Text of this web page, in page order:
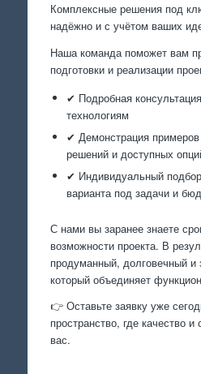
Комплексные решения под
надёжно и с учётом ваших
Наша команда поможет вам
подготовки и реализации
✔ Подробная
технологиям
✔ Демонстрация
решений и доступных
✔ Индивидуальный
варианта под задачи и
С нами вы заранее знаете
возможности проекта. В
продуманный, долговечный и
который объединяет
👉 Оставьте заявку уже
пространство, где качество
вас.